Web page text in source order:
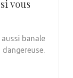
vous
banale